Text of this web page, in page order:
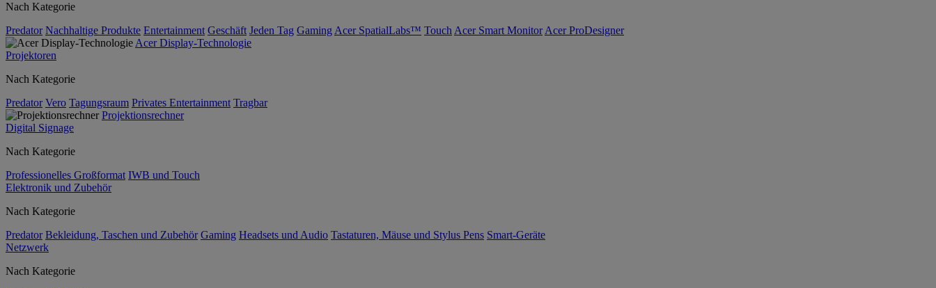
Nach Kategorie
Predator Nachhaltige Produkte Entertainment Geschäft Jeden Tag Gaming Acer SpatialLabs™ Touch Acer Smart Monitor Acer ProDesigner
Acer Display-Technologie
Projektoren
Nach Kategorie
Predator Vero Tagungsraum Privates Entertainment Tragbar
Projektionsrechner
Digital Signage
Nach Kategorie
Professionelles Großformat IWB und Touch
Elektronik und Zubehör
Nach Kategorie
Predator Bekleidung, Taschen und Zubehör Gaming Headsets und Audio Tastaturen, Mäuse und Stylus Pens Smart-Geräte
Netzwerk
Nach Kategorie